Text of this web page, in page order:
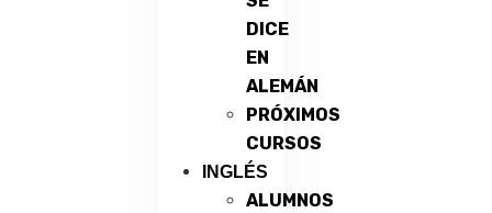
DICE
EN
ALEMÁN
PRÓXIMOS
CURSOS
INGLÉS
ALUMNOS